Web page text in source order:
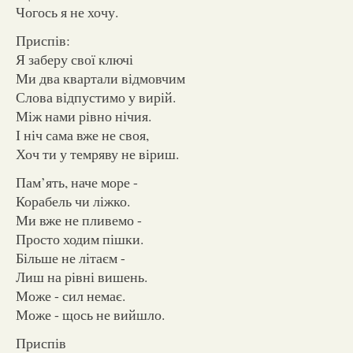
Чогось я не хочу.
Приспів:
Я заберу свої ключі
Ми два квартали відмовчим
Слова відпустимо у вирій.
Між нами рівно нічия.
І ніч сама вже не своя,
Хоч ти у темряву не віриш.
Пам’ять, наче море -
Корабель чи ліжко.
Ми вже не пливемо -
Просто ходим пішки.
Більше не літаєм -
Лиш на рівні вишень.
Може - сил немає.
Може - щось не вийшло.
Приспів